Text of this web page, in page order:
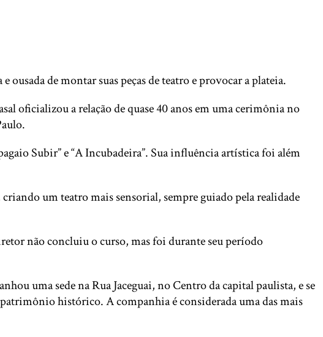
de montar suas peças de teatro e provocar a plateia.
oficializou a relação de quase 40 anos em uma cerimônia no
Subir” e “A Incubadeira”. Sua influência artística foi além
um teatro mais sensorial, sempre guiado pela realidade
não concluiu o curso, mas foi durante seu período
uma sede na Rua Jaceguai, no Centro da capital paulista, e se
histórico. A companhia é considerada uma das mais